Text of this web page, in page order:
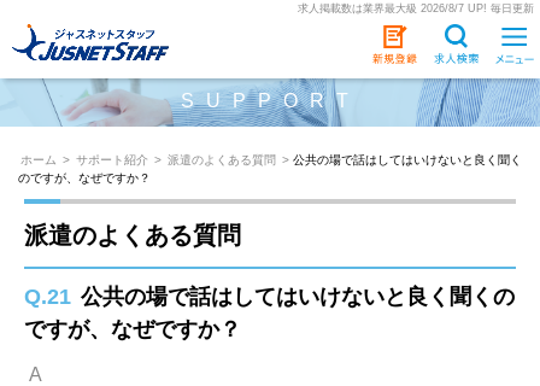
求人掲載数は業界最大級 2026/8/7 UP! 毎日更新
SUPPORT
ホーム > サポート紹介 > 派遣のよくある質問 > 公共の場で話はしてはいけないと良く聞く
のですが、なぜですか？
派遣のよくある質問
Q.21 公共の場で話はしてはいけないと良く聞くの
ですが、なぜですか？
A